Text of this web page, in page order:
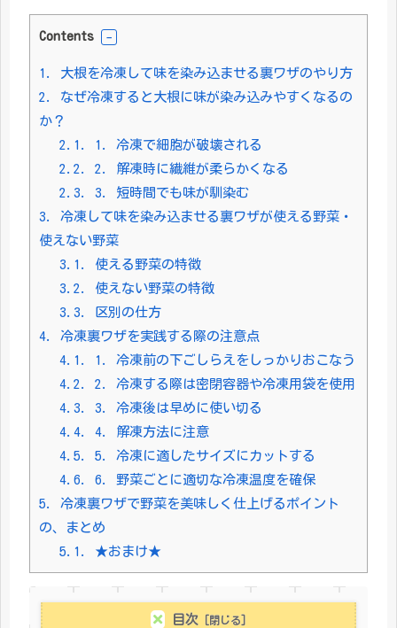
Contents
1.
大根を冷凍して味を染み込ませる裏ワザのやり方
2.
なぜ冷凍すると大根に味が染み込みやすくなるの
か？
2.1.
1. 冷凍で細胞が破壊される
2.2.
2. 解凍時に繊維が柔らかくなる
2.3.
3. 短時間でも味が馴染む
3.
冷凍して味を染み込ませる裏ワザが使える野菜・
使えない野菜
3.1.
使える野菜の特徴
3.2.
使えない野菜の特徴
3.3.
区別の仕方
4.
冷凍裏ワザを実践する際の注意点
4.1.
1. 冷凍前の下ごしらえをしっかりおこなう
4.2.
2. 冷凍する際は密閉容器や冷凍用袋を使用
4.3.
3. 冷凍後は早めに使い切る
4.4.
4. 解凍方法に注意
4.5.
5. 冷凍に適したサイズにカットする
4.6.
6. 野菜ごとに適切な冷凍温度を確保
5.
冷凍裏ワザで野菜を美味しく仕上げるポイント
の、まとめ
5.1.
★おまけ★
目次